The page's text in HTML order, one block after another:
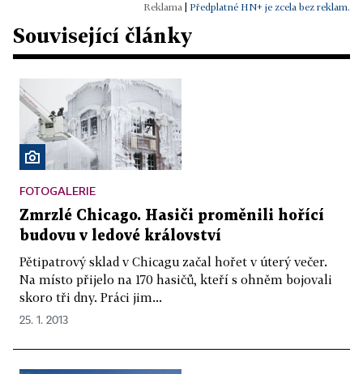
Předplatné HN+ je zcela bez reklam.
Související články
FOTOGALERIE
Zmrzlé Chicago. Hasiči proměnili hořící
budovu v ledové království
Pětipatrový sklad v Chicagu začal hořet v úterý večer.
Na místo přijelo na 170 hasičů, kteří s ohněm bojovali
skoro tři dny. Práci jim...
25. 1. 2013